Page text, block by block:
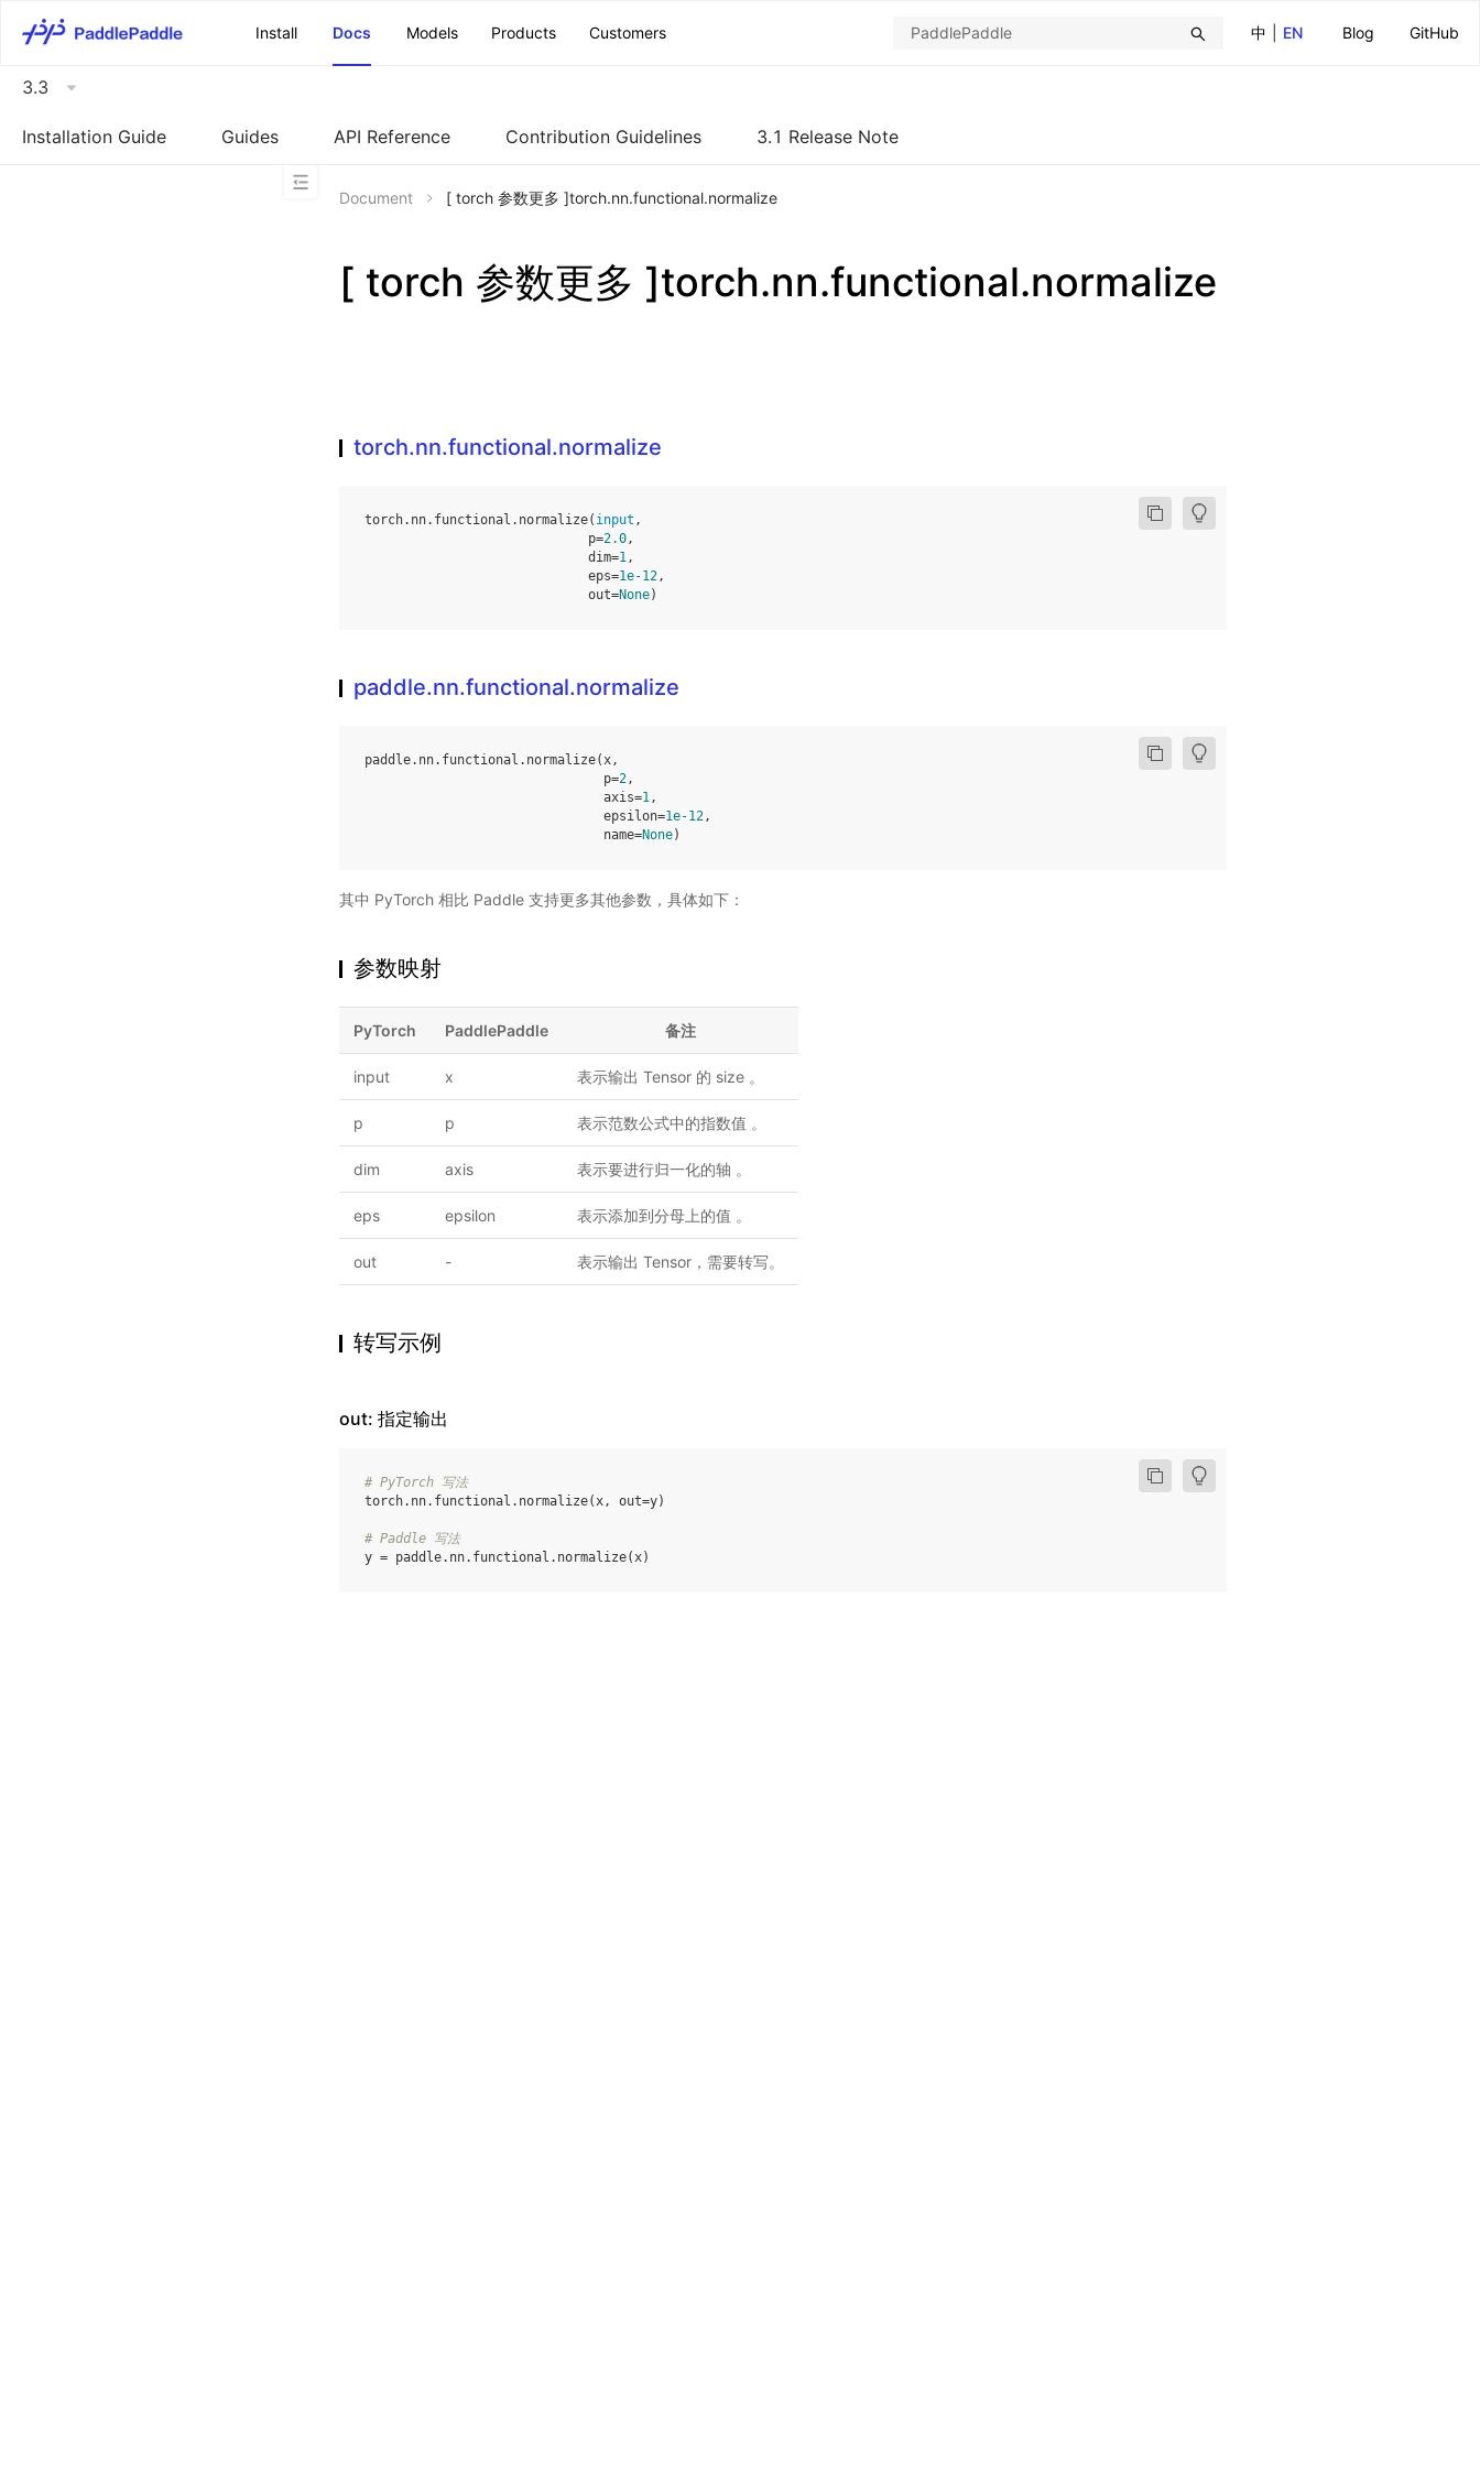
中
EN Blog GitHub
Install Docs Models Products Customers
3.3
Installation Guide Guides API Reference Contribution Guidelines 3.1 Release Note
Document [ torch 参数更多 ]torch.nn.functional.normalize
[ torch 参数更多 ]torch.nn.functional.normalize
torch.nn.functional.normalize
torch. nn. functional . normalize( input ,
p=2.0,
dim=1,
eps=1e-12,
out=None)
paddle.nn.functional.normalize
paddle. nn. functional . normalize(x,
p=2,
axis=1,
epsilon=1e-12,
name=None)
其中 PyTorch 相⽐ Paddle ⽀持更多其他参数，具体如下：
参数映射
PyTorch PaddlePaddle 备注
input x 表示输出 Tensor 的 size 。
p p 表示范数公式中的指数值 。
dim axis 表示要进行归一化的轴 。
eps epsilon 表示添加到分母上的值 。
out - 表示输出 Tensor，需要转写。
转写示例
out: 指定输出
# PyTorch 写法
torch. nn. functional . normalize(x, out=y)
# Paddle 写法
y = paddle. nn. functional . normalize(x)